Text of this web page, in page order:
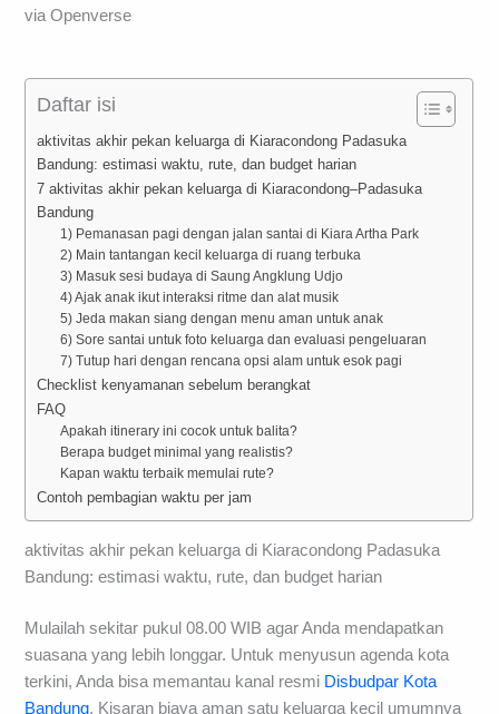
via Openverse
Daftar isi
aktivitas akhir pekan keluarga di Kiaracondong Padasuka
Bandung: estimasi waktu, rute, dan budget harian
7 aktivitas akhir pekan keluarga di Kiaracondong–Padasuka
Bandung
1) Pemanasan pagi dengan jalan santai di Kiara Artha Park
2) Main tantangan kecil keluarga di ruang terbuka
3) Masuk sesi budaya di Saung Angklung Udjo
4) Ajak anak ikut interaksi ritme dan alat musik
5) Jeda makan siang dengan menu aman untuk anak
6) Sore santai untuk foto keluarga dan evaluasi pengeluaran
7) Tutup hari dengan rencana opsi alam untuk esok pagi
Checklist kenyamanan sebelum berangkat
FAQ
Apakah itinerary ini cocok untuk balita?
Berapa budget minimal yang realistis?
Kapan waktu terbaik memulai rute?
Contoh pembagian waktu per jam
aktivitas akhir pekan keluarga di Kiaracondong Padasuka
Bandung: estimasi waktu, rute, dan budget harian
Mulailah sekitar pukul 08.00 WIB agar Anda mendapatkan
suasana yang lebih longgar. Untuk menyusun agenda kota
terkini, Anda bisa memantau kanal resmi Disbudpar Kota
Bandung. Kisaran biaya aman satu keluarga kecil umumnya